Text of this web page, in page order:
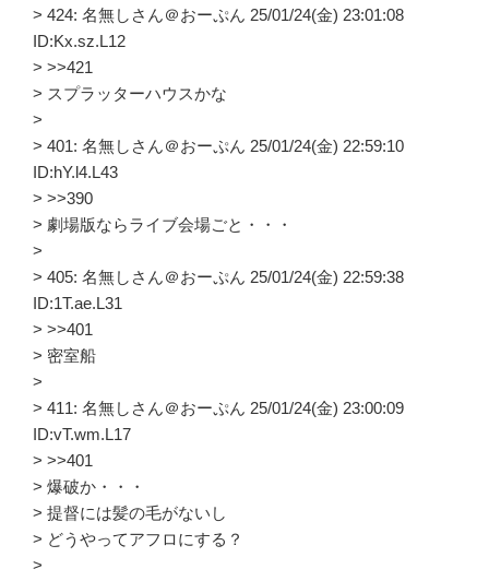
> 424: 名無しさん＠おーぷん 25/01/24(金) 23:01:08
ID:Kx.sz.L12
> >>421
> スプラッターハウスかな
>
> 401: 名無しさん＠おーぷん 25/01/24(金) 22:59:10
ID:hY.l4.L43
> >>390
> 劇場版ならライブ会場ごと・・・
>
> 405: 名無しさん＠おーぷん 25/01/24(金) 22:59:38
ID:1T.ae.L31
> >>401
> 密室船
>
> 411: 名無しさん＠おーぷん 25/01/24(金) 23:00:09
ID:vT.wm.L17
> >>401
> 爆破か・・・
> 提督には髪の毛がないし
> どうやってアフロにする？
>